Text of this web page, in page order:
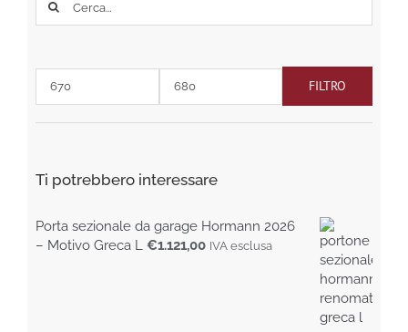
essere
scelte
pagina
prodotto
per:
Prezzo
Prezzo
FILTRO
Ti potrebbero interessare
Porta sezionale da garage Hormann 2026
– Motivo Greca L €1.121,00 IVA esclusa